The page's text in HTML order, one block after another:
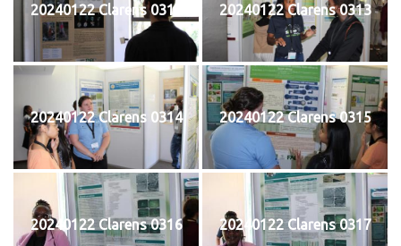
20240122 Clarens 0312 20240122 Clarens 0313
20240122 Clarens 0314 20240122 Clarens 0315
20240122 Clarens 0316 20240122 Clarens 0317